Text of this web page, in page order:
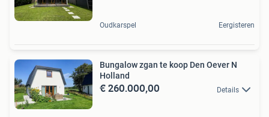
Oudkarspel Eergisteren
Bungalow zgan te koop Den Oever N
Holland
€ 260.000,00 Details